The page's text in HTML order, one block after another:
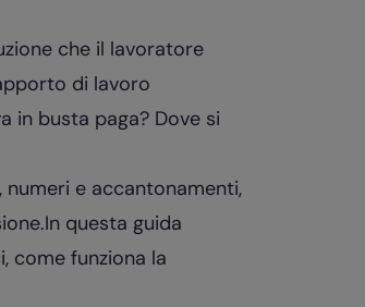
che il lavoratore
di lavoro
in busta paga? Dove si
e accantonamenti,
questa guida
come funziona la